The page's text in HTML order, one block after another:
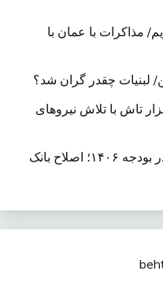
مذاکرات با عمان با
تاش با تلاش نیروهای
تسویه بدهی‌های صنعت دارو در بودجه ۱۴۰۶؛ اصلاح بانک